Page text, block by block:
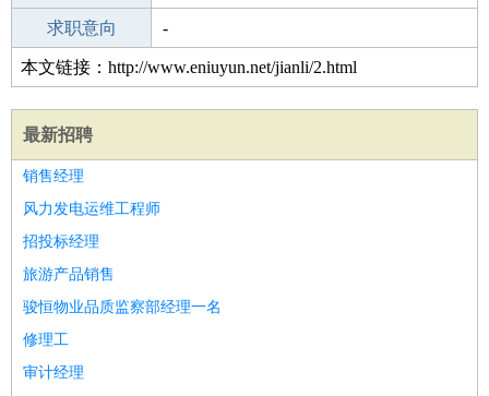
外语水平
求职意向 -
本文链接：http://www.eniuyun.net/jianli/2.html
最新招聘
销售经理
风力发电运维工程师
招投标经理
旅游产品销售
骏恒物业品质监察部经理一名
修理工
审计经理